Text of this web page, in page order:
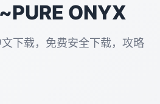
ONYX
下载，免费安全下载，攻略